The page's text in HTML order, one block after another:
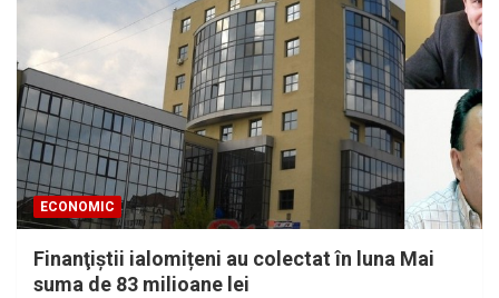
ECONOMIC
Finanţiştii ialomițeni au colectat în luna Mai
suma de 83 milioane lei